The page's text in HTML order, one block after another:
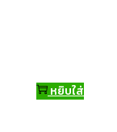
หยิบใส่